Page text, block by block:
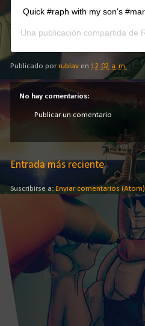
Quick #raph with my son's
Una publicación compartida de
Publicado porrublav en 12:02 a. m.
No hay comentarios:
Publicar un comentario
Entrada más reciente
Suscribirse a: Enviar comentarios (Atom)